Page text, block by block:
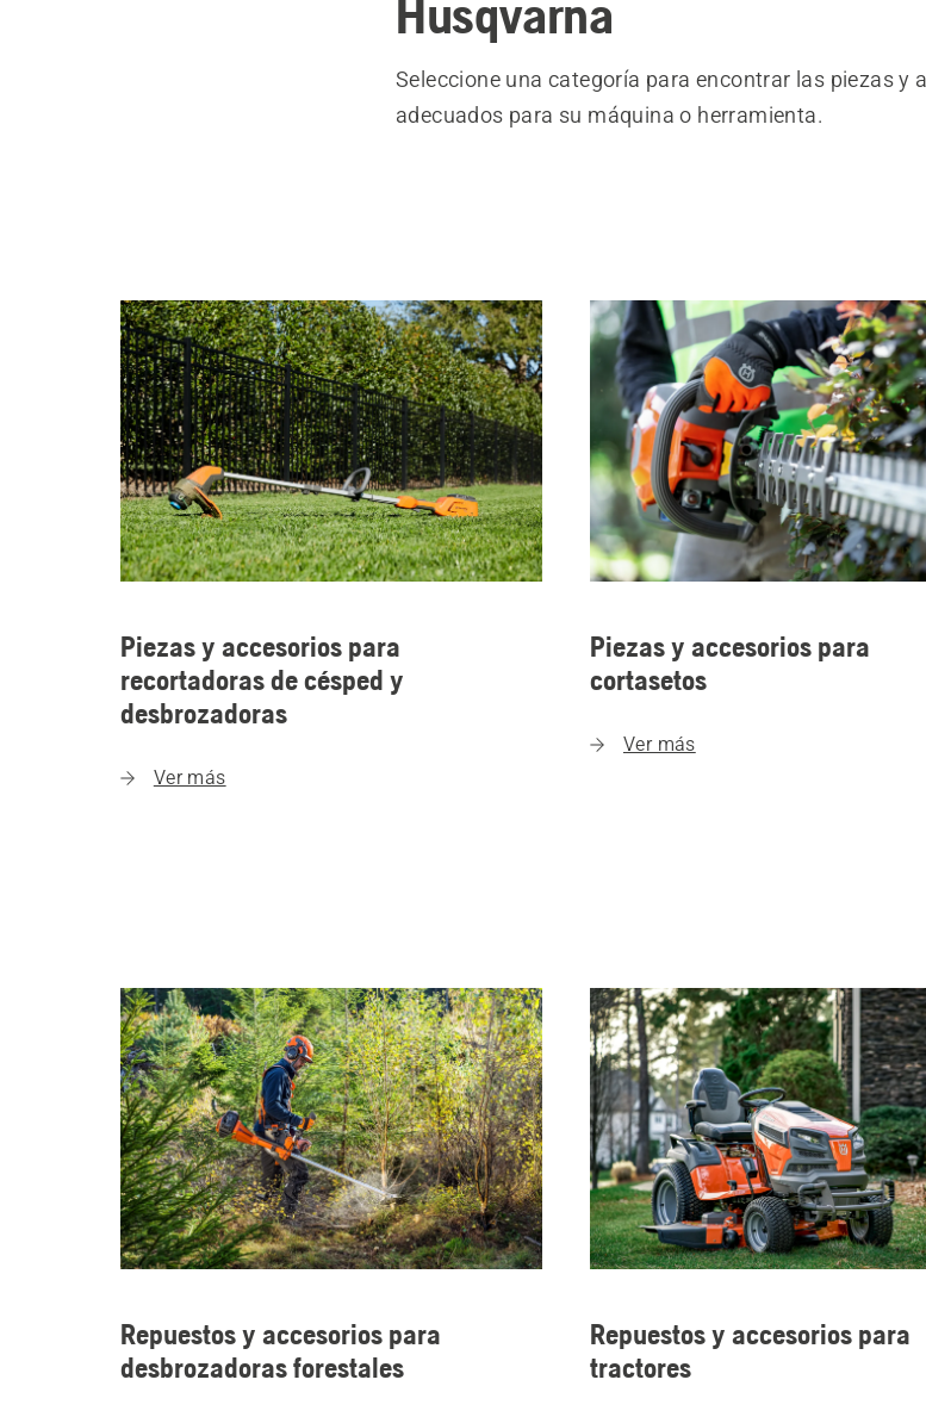
Husqvarna
Seleccione una categoría para encontrar las piezas y
adecuados para su máquina o herramienta.
Piezas y accesorios para
recortadoras de césped y
desbrozadoras
Ver más
Piezas y accesorios para
cortasetos
Ver más
Repuestos y accesorios para
desbrozadoras forestales
Repuestos y accesorios para
tractores